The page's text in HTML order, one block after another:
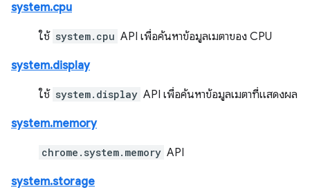
system.cpu
ใช้ system.cpu API เพื่อค้นหาข้อมูลเมตาของ CPU
system.display
ใช้ system.display API เพื่อค้นหาข้อมูลเมตาที่แสดงผล
system.memory
chrome.system.memory API
system.storage